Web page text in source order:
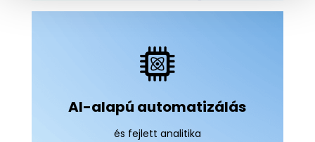
AI-alapú automatizálás
és fejlett analitika